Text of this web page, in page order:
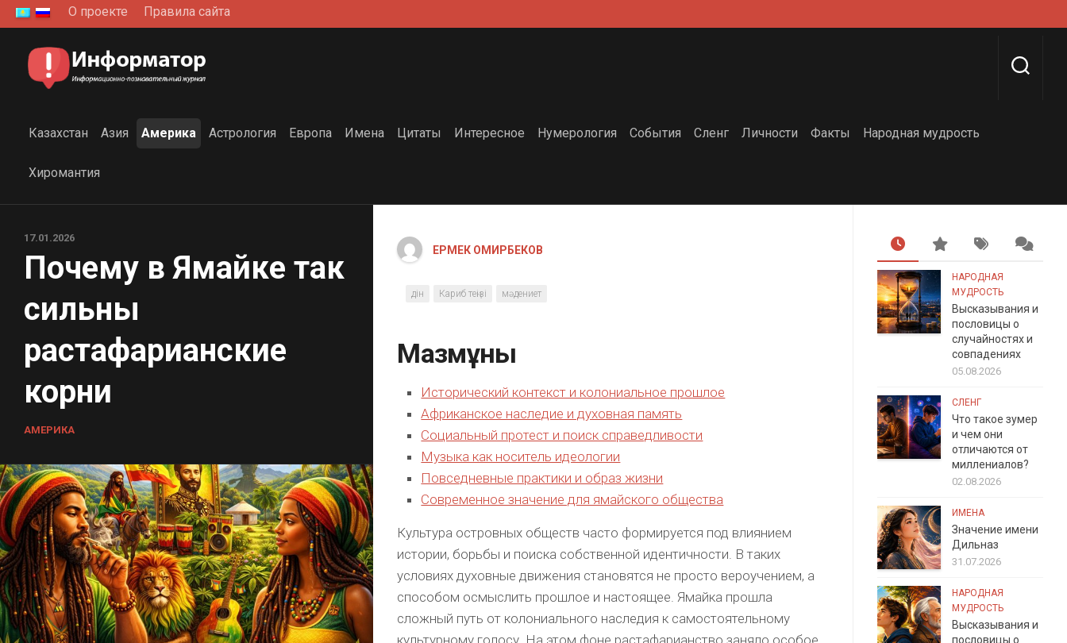
Перейти
к
содержанию
О проекте Правила сайта
Казахстан Азия Америка Астрология Европа Имена Цитаты Интересное Нумерология События Сленг Личности Факты Народная мудрость
Хиромантия
17.01.2026
Почему в Ямайке так
сильны
растафарианские
корни
АМЕРИКА
ЕРМЕК ОМИРБЕКОВ
дін Кариб теңізі мәдениет
Мазмұны
Исторический контекст и колониальное прошлое
Африканское наследие и духовная память
Социальный протест и поиск справедливости
Музыка как носитель идеологии
Повседневные практики и образ жизни
Современное значение для ямайского общества
Культура островных обществ часто формируется под влиянием
истории, борьбы и поиска собственной идентичности. В таких
условиях духовные движения становятся не просто вероучением, а
способом осмыслить прошлое и настоящее. Ямайка прошла
сложный путь от колониального наследия к самостоятельному
культурному голосу. На этом фоне растафарианство заняло особое
НАРОДНАЯ
МУДРОСТЬ
Высказывания и
пословицы о
случайностях и
совпадениях
05.08.2026
СЛЕНГ
Что такое зумер
и чем они
отличаются от
миллениалов?
02.08.2026
ИМЕНА
Значение имени
Дильназ
31.07.2026
НАРОДНАЯ
МУДРОСТЬ
Высказывания и
пословицы о